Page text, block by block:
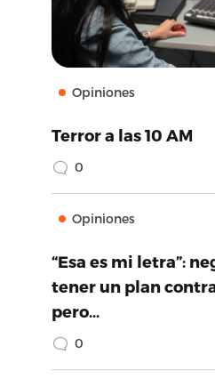
Opiniones
Terror a las 10 AM
0
Opiniones
“Esa es mi letra”:
tener un plan
pero…
0